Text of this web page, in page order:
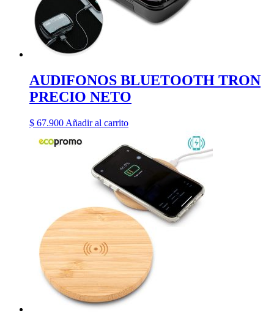
AUDIFONOS BLUETOOTH TRON
PRECIO NETO
$ 67.900 Añadir al carrito